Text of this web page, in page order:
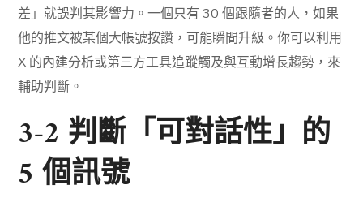
差」就誤判其影響力。一個只有 30 個跟隨者的人，如果
他的推文被某個大帳號按讚，可能瞬間升級。你可以利用
X 的內建分析或第三方工具追蹤觸及與互動增長趨勢，來
輔助判斷。
3-2 判斷「可對話性」的
5 個訊號